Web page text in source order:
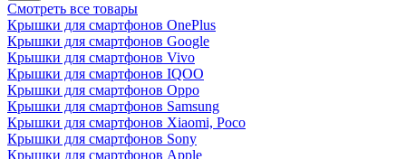
Смотреть все товары
Крышки для смартфонов OnePlus
Крышки для смартфонов Google
Крышки для смартфонов Vivo
Крышки для смартфонов IQOO
Крышки для смартфонов Oppo
Крышки для смартфонов Samsung
Крышки для смартфонов Xiaomi, Poco
Крышки для смартфонов Sony
Крышки для смартфонов Apple